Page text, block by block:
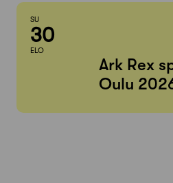
SU
30
ELO
Ark Rex
Oulu